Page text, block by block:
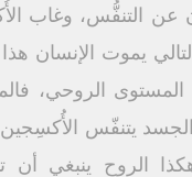
عن التنفُّس، وغاب
يموت الإنسان
الروحي،
أنّ الجسد يتنفّس
الروح ينبغي أن